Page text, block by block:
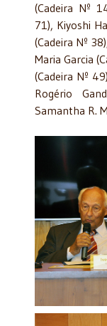
(Cadeira Nº
71), Kiyoshi
(Cadeira Nº
Maria Garcia
(Cadeira Nº
Rogério
Samantha R.